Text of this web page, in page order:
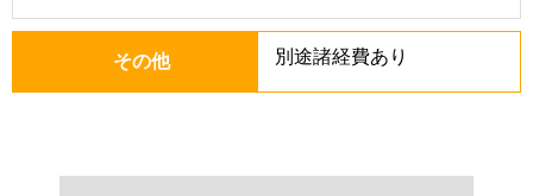
その他 別途諸経費あり